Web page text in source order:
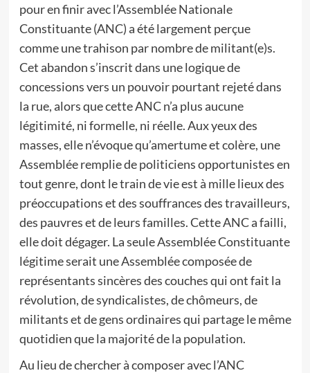
pour en finir avec l’Assemblée Nationale
Constituante (ANC) a été largement perçue
comme une trahison par nombre de militant(e)s.
Cet abandon s’inscrit dans une logique de
concessions vers un pouvoir pourtant rejeté dans
la rue, alors que cette ANC n’a plus aucune
légitimité, ni formelle, ni réelle. Aux yeux des
masses, elle n’évoque qu’amertume et colère, une
Assemblée remplie de politiciens opportunistes en
tout genre, dont le train de vie est à mille lieux des
préoccupations et des souffrances des travailleurs,
des pauvres et de leurs familles. Cette ANC a failli,
elle doit dégager. La seule Assemblée Constituante
légitime serait une Assemblée composée de
représentants sincères des couches qui ont fait la
révolution, de syndicalistes, de chômeurs, de
militants et de gens ordinaires qui partage le même
quotidien que la majorité de la population.
Au lieu de chercher à composer avec l’ANC